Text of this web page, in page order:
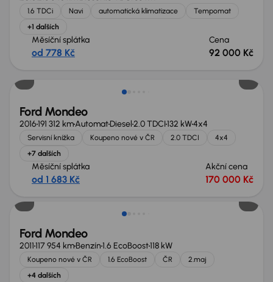
1.6 TDCi Navi automatická klimatizace
Tempomat
+1 dalších
Měsíční splátka
od 778 Kč
Cena
92 000 Kč
Ford Mondeo
2016191 312 kmAutomatDiesel2.0 TDCI132 kW4x4
Servisní knížka Koupeno nové v ČR 2.0 TDCI
4x4
+7 dalších
Měsíční splátka
od 1 683 Kč
Akční cena
170 000 Kč
Ford Mondeo
2011117 954 kmBenzín1.6 EcoBoost118 kW
Koupeno nové v ČR 1.6 EcoBoost ČR
2.maj
+4 dalších